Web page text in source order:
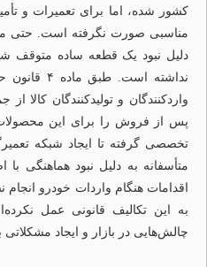
کشور شده، اما برای تعمیرات و
مناسبی صورت نگرفته است. حتی
دلیل نبود یک قطعه ساده متوقف
نداشته است.
واردکنندگان و تولیدکنندگان کالا
پس از فروش را برای این محصولات
تخصصی گرفته تا ایجاد شبکه
متأسفانه به دلیل نبود هماهنگی با
اقدامات هنگام واردات خودرو انجام
به این تکالیف قانونی عمل
چالش‌هایی در بازار و ایجاد